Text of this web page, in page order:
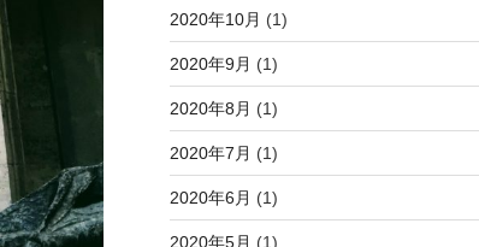
2020年10月 (1)
2020年9月 (1)
2020年8月 (1)
2020年7月 (1)
2020年6月 (1)
2020年5月 (1)